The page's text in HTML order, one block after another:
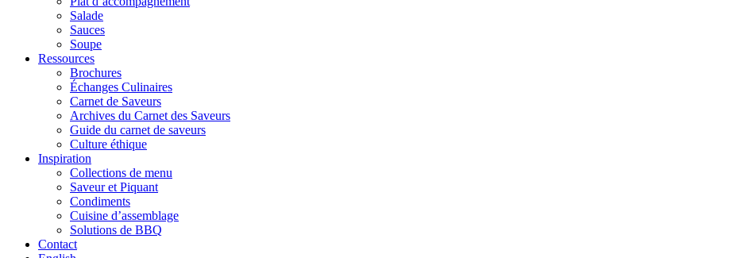
Salade
Sauces
Soupe
Ressources
Brochures
Échanges Culinaires
Carnet de Saveurs
Archives du Carnet des Saveurs
Guide du carnet de saveurs
Culture éthique
Inspiration
Collections de menu
Saveur et Piquant
Condiments
Cuisine d’assemblage
Solutions de BBQ
Contact